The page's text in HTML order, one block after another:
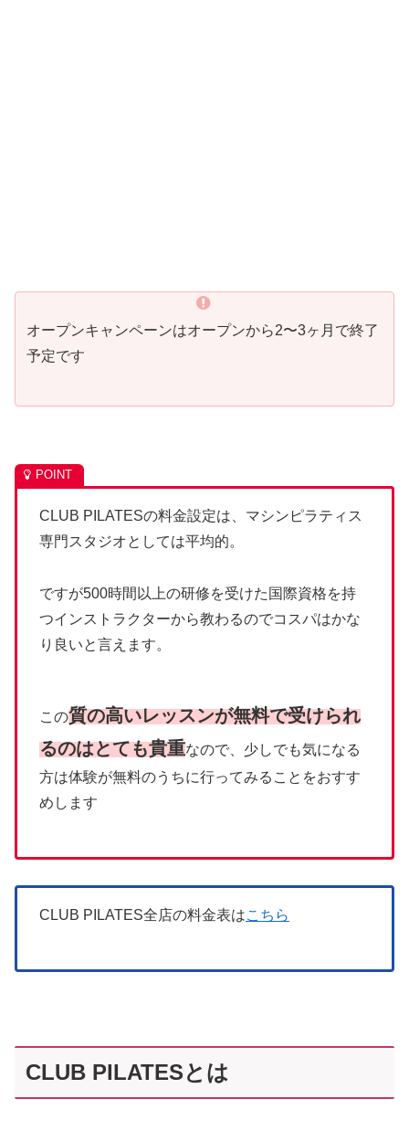
オープンキャンペーンはオープンから2〜3ヶ月で終了
予定です
CLUB PILATESの料金設定は、マシンピラティス
専門スタジオとしては平均的。
ですが500時間以上の研修を受けた国際資格を持
つインストラクターから教わるのでコスパはかな
り良いと言えます。
この質の高いレッスンが無料で受けられ
るのはとても貴重なので、少しでも気になる
方は体験が無料のうちに行ってみることをおすす
めします
CLUB PILATES全店の料金表はこちら
CLUB PILATESとは